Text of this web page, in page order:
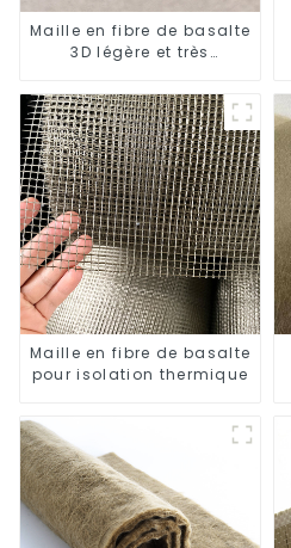
Maille en fibre de basalte
3D légère et très
Maille en fibre de basalte
pour isolation thermique